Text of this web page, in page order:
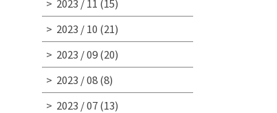
2023 / 11 (15)
2023 / 10 (21)
2023 / 09(20)
2023 / 08(8)
2023 / 07(13)